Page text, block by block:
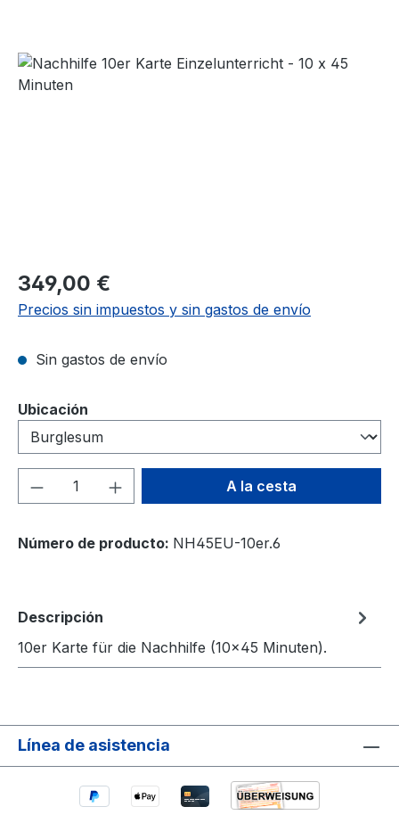
Omitir galería de imágenes
Precio normal:
349,00 €
Precios sin impuestos y sin gastos de envío
Sin gastos de envío
Seleccione
Ubicación
Cantidad del producto: introduce la
A la cesta
Número de producto: NH45EU-10er.6
Descripción
10er Karte für die Nachhilfe (10×45 Minuten).
Línea de asistencia